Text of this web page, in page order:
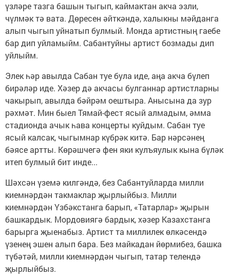
үзләре тазга башын тыгып, каймактан акча эзли,
чүлмәк тә вата. Дөресен әйткәндә, халыкны мәйданга
алып чыгып уйнатып булмый. Монда артистның гаебе
бар дип уйламыйм. Сабантуйны артист бозмады дип
уйлыйм.
Элек һәр авылда Сабан туе була иде, аңа акча бүлеп
бирәләр иде. Хәзер дә акчасы булганнар артистларны
чакырып, авылда бәйрәм оештыра. Анысына да зур
рәхмәт. Мин быел Тямай-фест ясый алмадым, әмма
стадионда ачык һава концерты куйдым. Сабан туе
ясый калсак, чыгымнар күбрәк китә. Бар нәрсәнең
бәясе артты. Көрәшчегә фен яки кулъяулык кына бүләк
итеп булмый бит инде...
Шәхсән үземә килгәндә, без Сабантуйларда милли
киемнәрдән такмаклар җырлыйбыз. Милли
киемнәрдән Үзбәкстанга барып, «Татарлар» җырын
башкардык. Мордовиягә бардык, хәзер Казахстанга
барырга җыенабыз. Артист та миллилек өлкәсендә
үзенең эшен алып бара. Без майкадан йөрмибез, башка
түбәтәй, милли киемнәрдән чыгып, татар телендә
җырлыйбыз.